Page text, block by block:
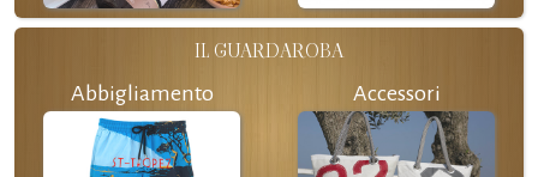
IL GUARDAROBA
Abbigliamento Accessori